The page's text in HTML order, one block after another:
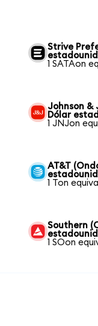
Strive
1 SATAon
Johnson &
Dólar
1 JNJon
AT&T
1 Ton
Southern
1 SOon